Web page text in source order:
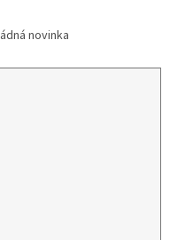
novinka